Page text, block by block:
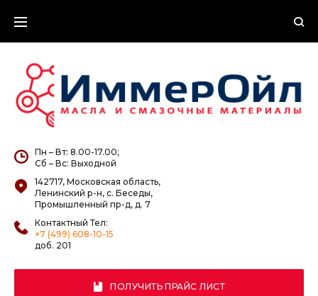
Пн – Вт: 8.00-17.00;
Сб – Вс: Выходной
142717, Московская область,
Ленинский р-н, с. Беседы,
Промышленный пр-д, д. 7
Контактный Тел:
+7 (499) 608-10-15
доб. 201
ПОЛУЧИТЬ ПРАЙС ЛИСТ